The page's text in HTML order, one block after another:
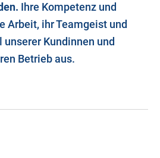
Ihre Kompetenz und
Arbeit, ihr Teamgeist und
unserer Kundinnen und
Betrieb aus.